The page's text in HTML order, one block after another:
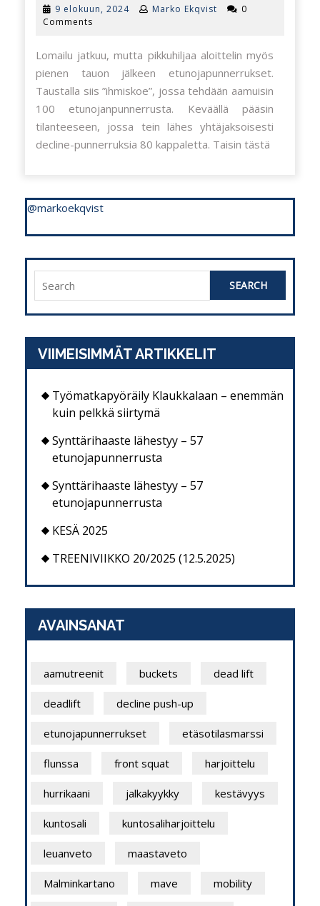
9 elokuun, 20249
Marko Ekqvist
0
Comments
Lomailu jatkuu, mutta pikkuhiljaa aloittelin myös
pienen tauon jälkeen etunojapunnerrukset.
Taustalla siis ”ihmiskoe”, jossa tehdään aamuisin
100 etunojanpunnerrusta. Keväällä pääsin
tilanteeseen, jossa tein lähes yhtäjaksoisesti
decline-punnerruksia 80 kappaletta. Taisin tästä
@markoekqvist
for:
VIIMEISIMMÄT ARTIKKELIT
Työmatkapyöräily Klaukkalaan – enemmän
kuin pelkkä siirtymä
Synttärihaaste lähestyy – 57
etunojapunnerrusta
Synttärihaaste lähestyy – 57
etunojapunnerrusta
KESÄ 2025
TREENIVIIKKO 20/2025 (12.5.2025)
AVAINSANAT
aamutreenit buckets dead lift
deadlift decline push-up
etunojapunnerrukset etäsotilasmarssi
flunssa front squat harjoittelu
hurrikaani jalkakyykky kestävyys
kuntosali kuntosaliharjoittelu
leuanveto maastaveto
Malminkartano mave mobility